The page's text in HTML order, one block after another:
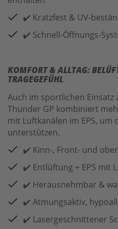
✔️ Kratzfest & UV-
✔️ Schnell-Öffnungs-
KOMFORT & ALLTAG:
TRAGEGEFÜHL
Auch im sportlichen Einsatz
Thunder GP kombiniert
mit Luftkanälen im EPS,
unterstützen.
✔️ Kinn-, Front- und
✔️ Entlüftung + EPS mit
✔️ Herausnehmbar &
✔️ Atmungsaktiv,
✔️ Lasergeschnittener